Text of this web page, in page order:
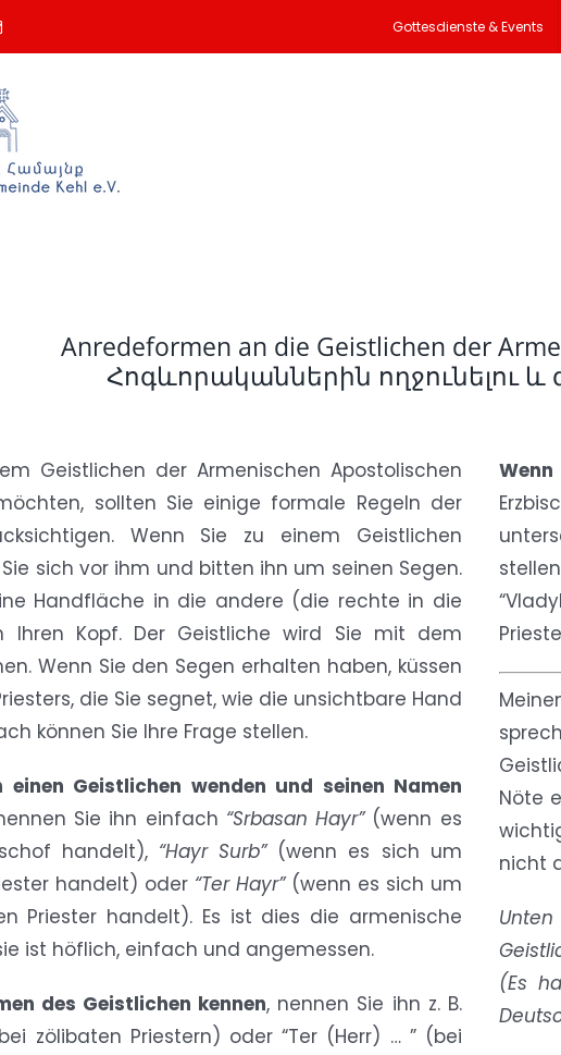
E-
Gottesdienste & Events
Anredeformen an die Geistlichen der
Հոգևորականներին ողջունելու և
Geistlichen der Armenischen Apostolischen
sollten Sie einige formale Regeln der
Wenn Sie zu einem Geistlichen
sich vor ihm und bitten ihn um seinen Segen.
Handfläche in die andere (die rechte in die
Ihren Kopf. Der Geistliche wird Sie mit dem
Wenn Sie den Segen erhalten haben, küssen
die Sie segnet, wie die unsichtbare Hand
können Sie Ihre Frage stellen.
einen Geistlichen wenden und seinen Namen
Sie ihn einfach “Srbasan Hayr”(wenn es
handelt), “Hayr Surb”(wenn es sich um
handelt) oder “Ter Hayr”(wenn es sich um
Priester handelt). Es ist dies die armenische
ist höflich, einfach und angemessen.
des Geistlichen kennen, nennen Sie ihn z. B.
zölibaten Priestern) oder “Ter (Herr) … ” (bei
Nöte
nicht
(Es